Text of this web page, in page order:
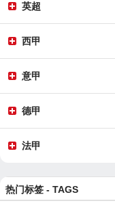
英超
西甲
意甲
德甲
法甲
热门标签 - TAGS